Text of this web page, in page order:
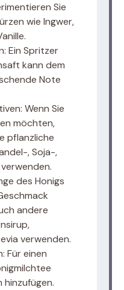
Sie
wie Ingwer,
Ein Spritzer
kann dem
Note
Wenn Sie
möchten,
pflanzliche
, Soja-,
des Honigs
andere
verwenden.
Für einen
hinzufügen.